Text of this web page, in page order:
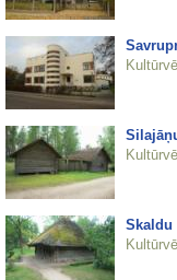
Skaldu